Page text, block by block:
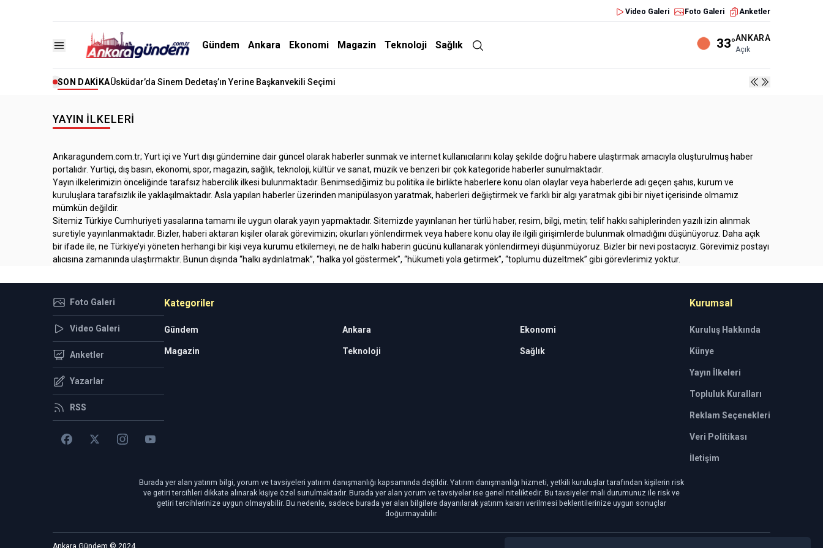
Video Galeri Foto Galeri Anketler
Gündem Ankara Ekonomi Magazin Teknoloji Sağlık 33°ANKARA
Açık
SON DAKIKAÜsküdar’da Sinem Dedetaş’ın Yerine Başkanvekili Seçimi
YAYIN İLKELERI
Ankaragundem.com.tr; Yurt içi ve Yurt dışı gündemine dair güncel olarak haberler sunmak ve internet kullanıcılarını kolay şekilde doğru habere ulaştırmak amacıyla oluşturulmuş haber
portalıdır. Yurtiçi, dış basın, ekonomi, spor, magazin, sağlık, teknoloji, kültür ve sanat, müzik ve benzeri bir çok kategoride haberler sunulmaktadır.
Yayın ilkelerimizin önceliğinde tarafsız habercilik ilkesi bulunmaktadır. Benimsediğimiz bu politika ile birlikte haberlere konu olan olaylar veya haberlerde adı geçen şahıs, kurum ve
kuruluşlara tarafsızlık ile yaklaşılmaktadır. Asla yapılan haberler üzerinden manipülasyon yaratmak, haberleri değiştirmek ve farklı bir algı yaratmak gibi bir niyet içerisinde olmamız
mümkün değildir.
Sitemiz Türkiye Cumhuriyeti yasalarına tamamı ile uygun olarak yayın yapmaktadır. Sitemizde yayınlanan her türlü haber, resim, bilgi, metin; telif hakkı sahiplerinden yazılı izin alınmak
suretiyle yayınlanmaktadır. Bizler, haberi aktaran kişiler olarak görevimizin; okurları yönlendirmek veya habere konu olay ile ilgili girişimlerde bulunmak olmadığını düşünüyoruz. Daha açık
bir ifade ile, ne Türkiye’yi yöneten herhangi bir kişi veya kurumu etkilemeyi, ne de halkı haberin gücünü kullanarak yönlendirmeyi düşünmüyoruz. Bizler bir nevi postacıyız. Görevimiz postayı
alıcısına zamanında ulaştırmaktır. Bunun dışında “halkı aydınlatmak”, “halka yol göstermek”, “hükumeti yola getirmek”, “toplumu düzeltmek” gibi görevlerimiz yoktur.
Foto Galeri
Video Galeri
Anketler
Yazarlar
RSS
Kategoriler
Gündem Ankara Ekonomi
Magazin Teknoloji Sağlık
Kurumsal
Kuruluş Hakkında
Künye
Yayın İlkeleri
Topluluk Kuralları
Reklam Seçenekleri
Veri Politikası
İletişim
Burada yer alan yatırım bilgi, yorum ve tavsiyeleri yatırım danışmanlığı kapsamında değildir. Yatırım danışmanlığı hizmeti, yetkili kuruluşlar tarafından kişilerin risk
ve getiri tercihleri dikkate alınarak kişiye özel sunulmaktadır. Burada yer alan yorum ve tavsiyeler ise genel niteliktedir. Bu tavsiyeler mali durumunuz ile risk ve
getiri tercihlerinize uygun olmayabilir. Bu nedenle, sadece burada yer alan bilgilere dayanılarak yatırım kararı verilmesi beklentilerinize uygun sonuçlar
doğurmayabilir.
Ankara Gündem © 2024